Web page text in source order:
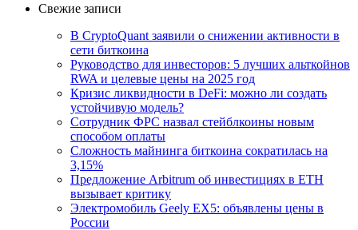
Свежие записи
В CryptoQuant заявили о снижении активности в
сети биткоина
Руководство для инвесторов: 5 лучших альткойнов
RWA и целевые цены на 2025 год
Кризис ликвидности в DeFi: можно ли создать
устойчивую модель?
Сотрудник ФРС назвал стейблкоины новым
способом оплаты
Сложность майнинга биткоина сократилась на
3,15%
Предложение Arbitrum об инвестициях в ETH
вызывает критику
Электромобиль Geely EX5: объявлены цены в
России